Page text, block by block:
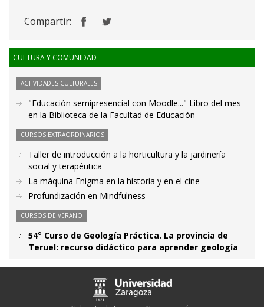
Compartir:
CULTURA Y COMUNIDAD
ACTIVIDADES CULTURALES
"Educación semipresencial con Moodle..." Libro del mes
en la Biblioteca de la Facultad de Educación
CURSOS EXTRAORDINARIOS
Taller de introducción a la horticultura y la jardinería
social y terapéutica
La máquina Enigma en la historia y en el cine
Profundización en Mindfulness
CURSOS DE VERANO
54° Curso de Geología Práctica. La provincia de
Teruel: recurso didáctico para aprender geología